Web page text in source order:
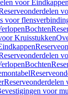
voor Eindkappen
voor
Bochten
Kruisstukken
Bochten
Reserveonderdelen
voor